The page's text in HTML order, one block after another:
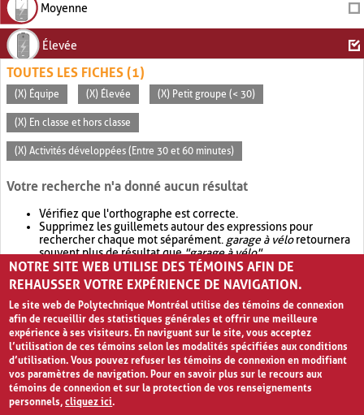
Moyenne
Élevée
TOUTES LES FICHES (1)
(X) Équipe (X) Élevée (X) Petit groupe (< 30)
(X) En classe et hors classe
(X) Activités développées (Entre 30 et 60 minutes)
Votre recherche n'a donné aucun résultat
Vérifiez que l'orthographe est correcte.
Supprimez les guillemets autour des expressions pour
rechercher chaque mot séparément. garage à véloretournera
souvent plus de résultat que"garage à vélo".
Envisagez d'élargir votre recherche avec OR.garage OR vélo
retournera souvent plus de résultat quegarage à vélo
NOTRE SITE WEB UTILISE DES TÉMOINS AFIN DE
REHAUSSER VOTRE EXPÉRIENCE DE NAVIGATION.
Le site web de Polytechnique Montréal utilise des témoins de connexion
afin de recueillir des statistiques générales et offrir une meilleure
expérience à ses visiteurs. En naviguant sur le site, vous acceptez
l’utilisation de ces témoins selon les modalités spécifiées aux conditions
d’utilisation. Vous pouvez refuser les témoins de connexion en modifiant
vos paramètres de navigation. Pour en savoir plus sur le recours aux
témoins de connexion et sur la protection de vos renseignements
personnels,cliquez ici.